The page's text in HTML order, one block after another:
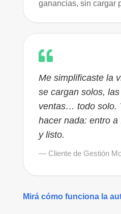
ganancias, sin cargar
Me simplificaste la
se cargan solos,
ventas… todo solo.
hacer nada: entro
y listo.
— Cliente de Gestión
Mirá cómo funciona la